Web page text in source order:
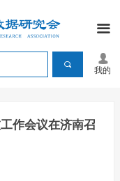
끀
끠
넙
我的
作会议在济南召